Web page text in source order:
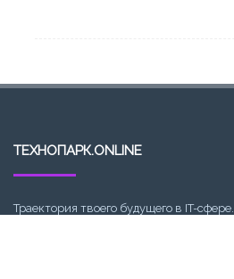
ТЕХНОПАРК.ONLINE
Траектория твоего будущего в IT-сфере.